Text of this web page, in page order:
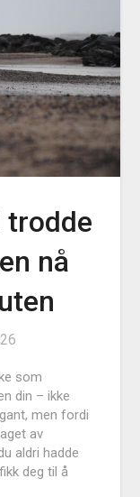
trodde
nå
som
din – ikke
men fordi
av
aldri hadde
deg til å